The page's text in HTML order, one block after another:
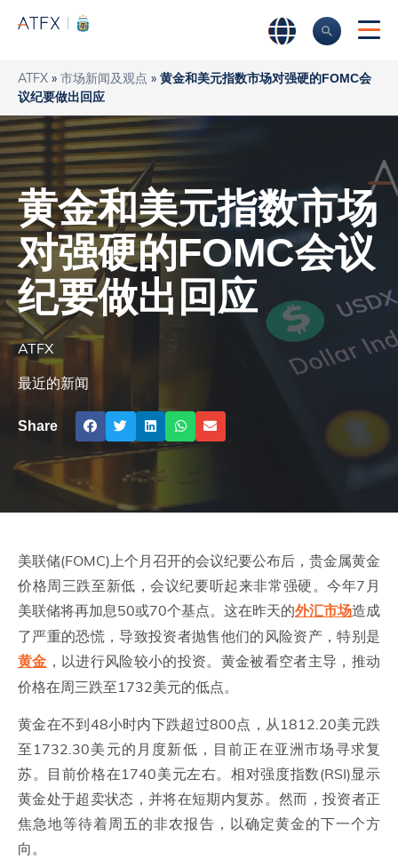
ATFX » 市场新闻及观点 » 黄金和美元指数市场对强硬的FOMC会
议纪要做出回应
黄金和美元指数市场
对强硬的FOMC会议
纪要做出回应
ATFX
最近的新闻
Share
美联储(FOMC)上个月召开的会议纪要公布后，贵金属黄金
价格周三跌至新低，会议纪要听起来非常强硬。今年7月
美联储将再加息50或70个基点。这在昨天的外汇市场造成
了严重的恐慌，导致投资者抛售他们的风险资产，特别是
黄金 ，以进行风险较小的投资。黄金被看空者主导，推动
价格在周三跌至1732美元的低点。
黄金在不到48小时内下跌超过800点，从1812.20美元跌
至1732.30美元的月度新低，目前正在亚洲市场寻求复
苏。目前价格在1740美元左右。相对强度指数(RSI)显示
黄金处于超卖状态，并将在短期内复苏。然而，投资者正
焦急地等待着周五的非农报告，以确定黄金的下一个方
向。